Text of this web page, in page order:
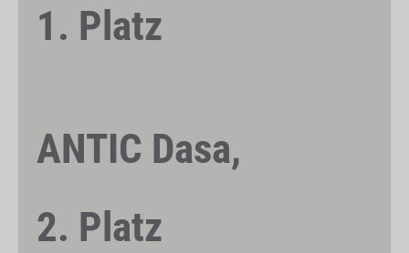
1. Platz
ANTIC Dasa,
2. Platz